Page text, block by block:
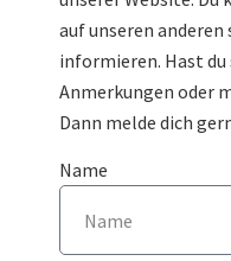
auf unseren
informieren. Hast
Anmerkungen oder
Dann melde dich
Name